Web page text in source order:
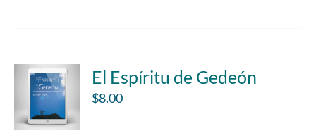
El Espíritu de Gedeón
$8.00